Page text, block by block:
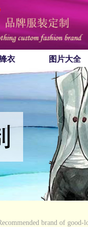
衣 图片大全
brand of good-